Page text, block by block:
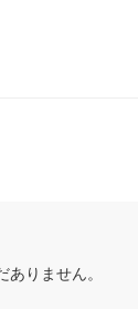
りません。